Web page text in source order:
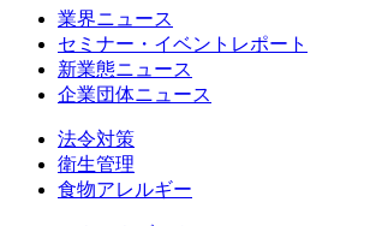
業界ニュース
セミナー・イベントレポート
新業態ニュース
企業団体ニュース
法令対策
衛生管理
食物アレルギー